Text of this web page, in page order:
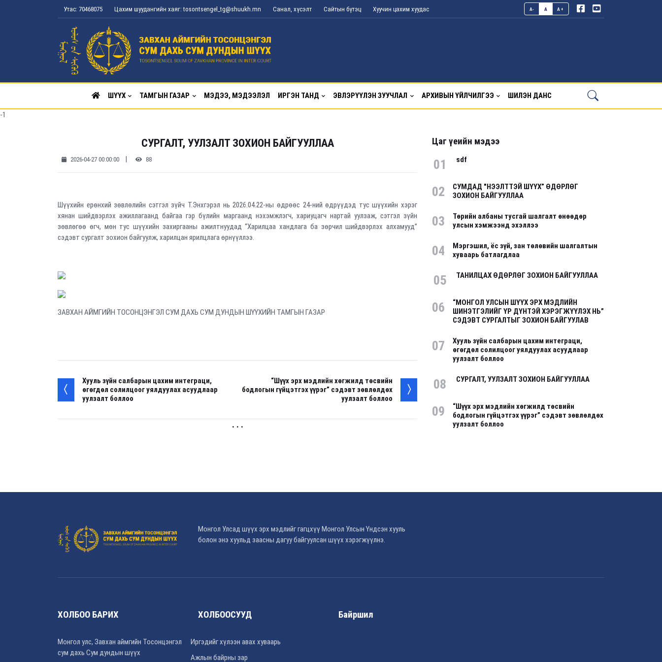
Утас: 70468075 Цахим шуудангийн хаяг: tosontsengel_tg@shuukh.mn Санал, хүсэлт Сайтын бүтэц Хуучин цахим хуудас A- A A+
ШҮҮХ ТАМГЫН ГАЗАР МЭДЭЭ, МЭДЭЭЛЭЛ ИРГЭН ТАНД ЭВЛЭРҮҮЛЭН ЗУУЧЛАЛ АРХИВЫН ҮЙЛЧИЛГЭЭ ШИЛЭН ДАНС
-1
СУРГАЛТ, УУЛЗАЛТ ЗОХИОН БАЙГУУЛЛАА
2026-04-27 00:00:00 | 88
Шүүхийн ерөнхий зөвлөлийн сэтгэл зүйч Т.Энхгэрэл нь 2026.04.22-ны өдрөөс 24-ний өдрүүдэд тус шүүхийн хэрэг
хянан шийдвэрлэх ажиллагаанд байгаа гэр бүлийн маргаанд нэхэмжлэгч, хариуцагч нартай уулзаж, сэтгэл зүйн
зөвлөгөө өгч, мөн тус шүүхийн захиргааны ажилтнуудад “Харилцаа хандлага ба зөрчил шийдвэрлэх алхамууд”
сэдэвт сургалт зохион байгуулж, харилцан ярилцлага өрнүүллээ.
ЗАВХАН АЙМГИЙН ТОСОНЦЭНГЭЛ СУМ ДАХЬ СУМ ДУНДЫН ШҮҮХИЙН ТАМГЫН ГАЗАР
Хууль зүйн салбарын цахим интеграци,
өгөгдөл солилцоог уялдуулах асуудлаар
уулзалт боллоо
“Шүүх эрх мэдлийн хөгжилд төсвийн
бодлогын гүйцэтгэх үүрэг” сэдэвт зөвлөлдөх
уулзалт боллоо
. . .
Цаг үеийн мэдээ
01 sdf
02
СУМДАД "НЭЭЛТТЭЙ ШҮҮХ” ӨДӨРЛӨГ
ЗОХИОН БАЙГУУЛЛАА
03
Төрийн албаны тусгай шалгалт өнөөдөр
улсын хэмжээнд эхэллээ
04
Мэргэшил, ёс зүй, зан төлөвийн шалгалтын
хуваарь батлагдлаа
05 ТАНИЛЦАХ ӨДӨРЛӨГ ЗОХИОН БАЙГУУЛЛАА
06
“МОНГОЛ УЛСЫН ШҮҮХ ЭРХ МЭДЛИЙН
ШИНЭТГЭЛИЙГ ҮР ДҮНТЭЙ ХЭРЭГЖҮҮЛЭХ НЬ”
СЭДЭВТ СУРГАЛТЫГ ЗОХИОН БАЙГУУЛАВ
07
Хууль зүйн салбарын цахим интеграци,
өгөгдөл солилцоог уялдуулах асуудлаар
уулзалт боллоо
08 СУРГАЛТ, УУЛЗАЛТ ЗОХИОН БАЙГУУЛЛАА
09
“Шүүх эрх мэдлийн хөгжилд төсвийн
бодлогын гүйцэтгэх үүрэг” сэдэвт зөвлөлдөх
уулзалт боллоо
Монгол Улсад шүүх эрх мэдлийг гагцхүү Монгол Улсын Үндсэн хууль
болон энэ хуульд заасны дагуу байгуулсан шүүх хэрэгжүүлнэ.
ХОЛБОО БАРИХ
Монгол улс, Завхан аймгийн Тосонцэнгэл
сум дахь Сум дундын шүүх
ХОЛБООСУУД
Иргэдийг хүлээн авах хуваарь
Ажлын байрны зар
Байршил